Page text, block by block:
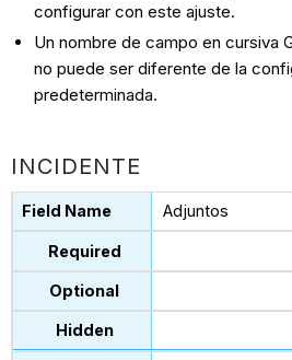
configurar con este ajuste.
Un nombre de campo en cursiva
no puede ser diferente de la
predeterminada.
INCIDENTE
Adjuntos